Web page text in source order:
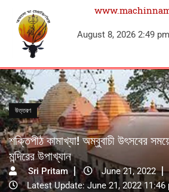
August 8, 2026 2:49 pm
উত্তরণ
শক্তিপীঠ কামাখ্যা! অম্বুবাচী উৎসবের
মন্দিরের উপাখ্যান
Sri Pritam
June 21, 2022
Latest Update: June 21, 2022 11:46